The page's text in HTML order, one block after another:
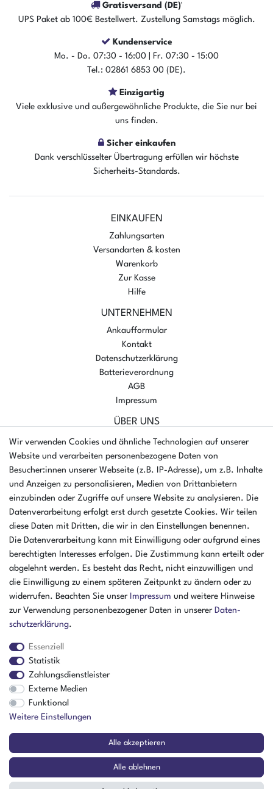
Der Artikel ist sofort verfügbar
Gratisversand (DE)¹
UPS Paket ab 100€ Bestellwert. Zustellung Samstags möglich.
Kundenservice
Mo. - Do. 07:30 - 16:00 | Fr. 07:30 - 15:00
Tel.: 02861 6853 00 (DE).
Einzigartig
Viele exklusive und außergewöhnliche Produkte, die Sie nur bei
uns finden.
Sicher einkaufen
Dank verschlüsselter Übertragung erfüllen wir höchste
Sicherheits-Standards.
EINKAUFEN
Zahlungsarten
Versandarten & kosten
Warenkorb
Zur Kasse
Hilfe
UNTERNEHMEN
Ankaufformular
Kontakt
Datenschutzerklärung
Batterieverordnung
AGB
Impressum
ÜBER UNS
AMIKON GMBH
Einsteinstr. 8a
46325 Borken
Deutschland
Öffnungszeiten Montag - Donnerstag
07:30 - 16:00 Uhr
Öffnungszeiten Freitag
07:30 - 15:00 Uhr
Sperrgut, Spedition und Versand ins Ausland
² Nur für Firmen mit Sitz in Deutschland
© Copyright 2026 Amikon GmbH | Alle Rechte vorbehalten.
Wir verwenden Cookies und ähnliche Technologien auf unserer
Website und verarbeiten personenbezogene Daten von
Besucher:innen unserer Webseite (z.B. IP-Adresse), um z.B. Inhalte
und Anzeigen zu personalisieren, Medien von Drittanbietern
einzubinden oder Zugriffe auf unsere Website zu analysieren. Die
Datenverarbeitung erfolgt erst durch gesetzte Cookies. Wir teilen
diese Daten mit Dritten, die wir in den Einstellungen benennen.
Die Datenverarbeitung kann mit Einwilligung oder aufgrund eines
berechtigten Interesses erfolgen. Die Zustimmung kann erteilt oder
abgelehnt werden. Es besteht das Recht, nicht einzuwilligen und
die Einwilligung zu einem späteren Zeitpunkt zu ändern oder zu
widerrufen. Beachten Sie unser Impressum und weitere Hinweise
zur Verwendung personenbezogener Daten in unserer Daten­
schutz­erklärung.
Essenziell
Statistik
Zahlungsdienstleister
Externe Medien
Funktional
Weitere Einstellungen
Alle akzeptieren
Alle ablehnen